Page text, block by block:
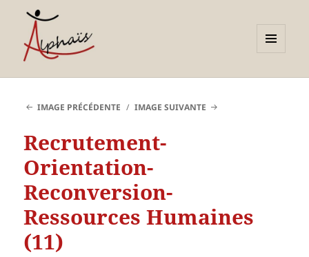
compétences et
orientations adultes et
jeunes
WIDGETS
IMAGE PRÉCÉDENTE IMAGE SUIVANTE
Recrutement-
Orientation-
Reconversion-
Ressources Humaines
(11)